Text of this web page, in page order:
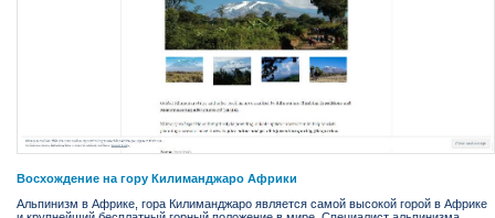
Восхождение на гору Килиманджаро Африки
Альпинизм в Африке, гора Килиманджаро является самой высокой горой в Африке